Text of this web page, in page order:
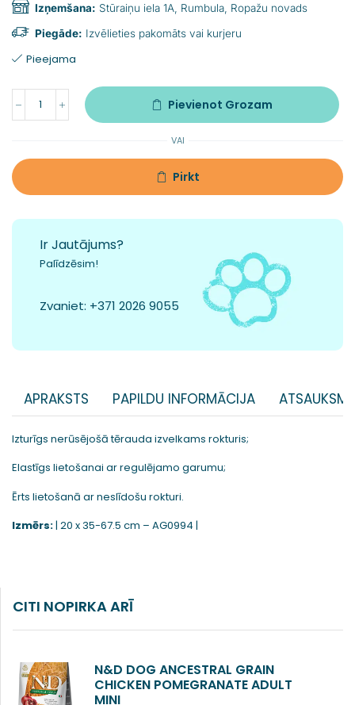
Izņemšana: Stūraiņu iela 1A, Rumbula, Ropažu novads
Piegāde: Izvēlieties pakomāts vai kurjeru
Pieejama
Pievienot Grozam
VAI
Pirkt
Ir Jautājums?
Palīdzēsim!
Zvaniet: +371 2026 9055
APRAKSTS PAPILDU INFORMĀCIJA
Izturīgs nerūsējošā tērauda izvelkams rokturis;
Elastīgs lietošanai ar regulējamo garumu;
Ērts lietošanā ar neslīdošu rokturi.
Izmērs:| 20 x 35-67.5 cm – AG0994 |
CITI NOPIRKA ARĪ
N&D DOG ANCESTRAL GRAIN
CHICKEN POMEGRANATE ADULT
MINI